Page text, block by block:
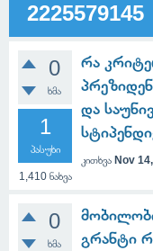
2225579145
0
ხმა
1
პასუხი
1,410ნახვა
რა
და
კითხვა Nov
0
ხმა
გრანტი